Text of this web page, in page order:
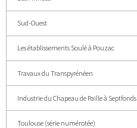
Sud-Ouest
Les établissements Soulé à Pouzac
Travaux du Transpyrénéen
Industrie du Chapeau de Paille à Septfonds
Toulouse (série numérotée)